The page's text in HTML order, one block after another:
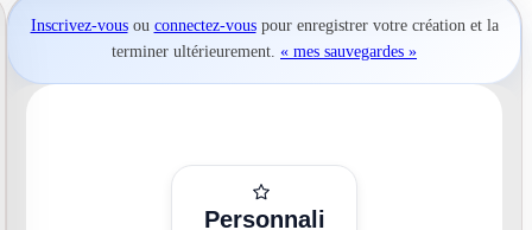
Inscrivez-vousou connectez-vouspour enregistrer votre création et la
terminer ultérieurement. « mes sauvegardes »
Personnali